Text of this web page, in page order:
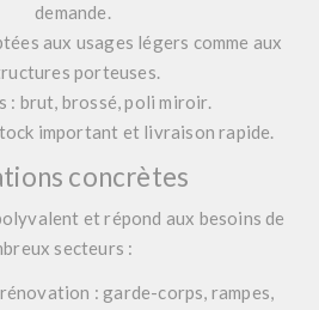
demande.
aux usages légers comme aux
porteuses.
: brut, brossé, poli miroir.
important et livraison rapide.
concrètes
et répond aux besoins de
secteurs :
: garde-corps, rampes,